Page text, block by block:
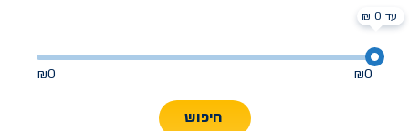
₪0
₪0
חיפוש
עד 0 ₪